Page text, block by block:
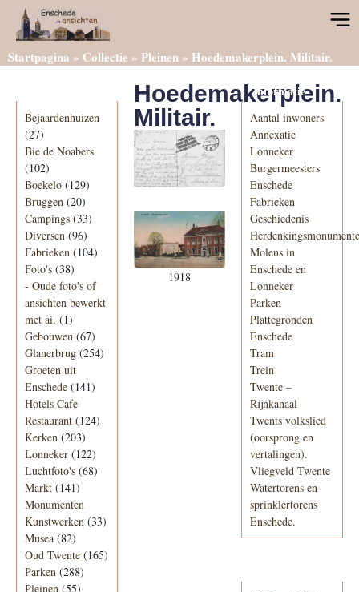
Startpagina » Collectie » Pleinen» Hoedemakerplein. Militair.
Bejaardenhuizen
(27)
Bie de Noabers
(102)
Boekelo (129)
Bruggen (20)
Campings (33)
Diversen (96)
Fabrieken (104)
Foto's (38)
- Oude foto's of
ansichten bewerkt
met ai. (1)
Gebouwen (67)
Glanerbrug (254)
Groeten uit
Enschede (141)
Hotels Cafe
Restaurant (124)
Kerken (203)
Lonneker (122)
Luchtfoto's (68)
Markt (141)
Monumenten
Kunstwerken (33)
Musea (82)
Oud Twente (165)
Parken (288)
Pleinen (55)
Hoedemakerplein.
Militair.
1918
Informatie
Aantal inwoners
Annexatie
Lonneker
Burgermeesters
Enschede
Fabrieken
Geschiedenis
Molens in
Enschede en
Lonneker
Parken
Plattegronden
Enschede
Tram
Trein
Twente –
Rijnkanaal
Twents volkslied
(oorsprong en
vertalingen).
Vliegveld Twente
Watertorens en
sprinklertorens
Enschede.